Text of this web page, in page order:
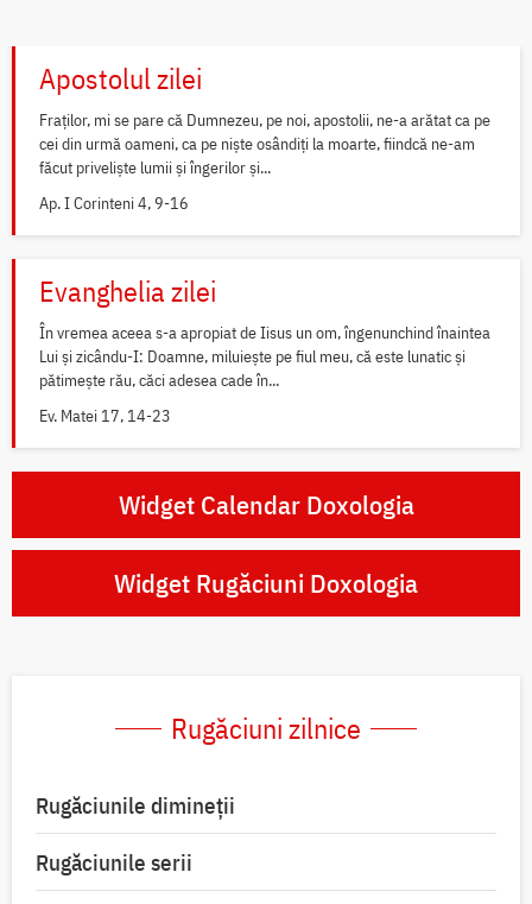
Apostolul zilei
Fraților, mi se pare că Dumnezeu, pe noi, apostolii, ne-a arătat ca pe
cei din urmă oameni, ca pe niște osândiți la moarte, fiindcă ne-am
făcut priveliște lumii și îngerilor și...
Ap. I Corinteni 4, 9-16
Evanghelia zilei
În vremea aceea s-a apropiat de Iisus un om, îngenunchind înaintea
Lui și zicându-I: Doamne, miluiește pe fiul meu, că este lunatic și
pătimește rău, căci adesea cade în...
Ev. Matei 17, 14-23
Widget Calendar Doxologia
Widget Rugăciuni Doxologia
Rugăciuni zilnice
Rugăciunile dimineții
Rugăciunile serii